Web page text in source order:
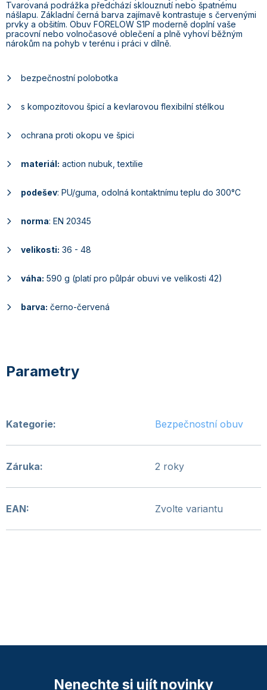
Tvarovaná podrážka předchází sklouznutí nebo špatnému
nášlapu. Základní černá barva zajímavě kontrastuje s červenými
prvky a obšitím. Obuv FORELOW S1P moderně doplní vaše
pracovní nebo volnočasové oblečení a plně vyhoví běžným
nárokům na pohyb v terénu i práci v dílně.
bezpečnostní polobotka
s kompozitovou špicí a kevlarovou flexibilní stélkou
ochrana proti okopu ve špici
materiál: action nubuk, textilie
podešev: PU/guma, odolná kontaktnímu teplu do 300°C
norma: EN 20345
velikosti: 36 - 48
váha: 590 g (platí pro půlpár obuvi ve velikosti 42)
barva: černo-červená
Kategorie: Bezpečnostní obuv
Záruka: 2 roky
EAN: Zvolte variantu
Nenechte si ujít novinky